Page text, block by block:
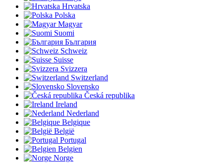
Hrvatska
Polska
Magyar
Suomi
България
Schweiz
Suisse
Svizzera
Switzerland
Slovensko
Česká republika
Ireland
Nederland
Belgique
België
Portugal
Belgien
Norge